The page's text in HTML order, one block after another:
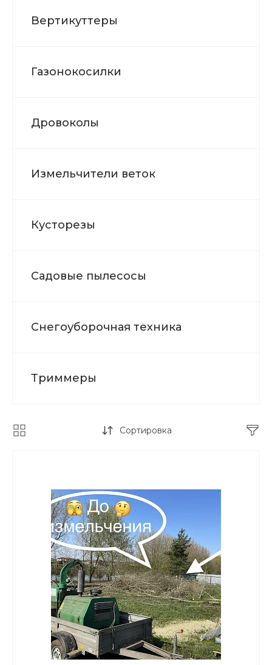
Вертикуттеры
Газонокосилки
Дровоколы
Измельчители веток
Кусторезы
Садовые пылесосы
Снегоуборочная техника
Триммеры
Сортировка